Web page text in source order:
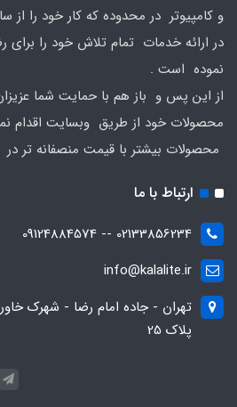
در ارائه خدمات تمام تلاش خود را برای
نموده است .
از این پس و باز هم با حمایت شما
محصولات خود از طریق وبسایت اقدام
محصولات بیشتر با قیمت منصفانه تر در
ارتباط با ما
02133856234 -- 09124884574
info@kalalite.ir
پلاک 25